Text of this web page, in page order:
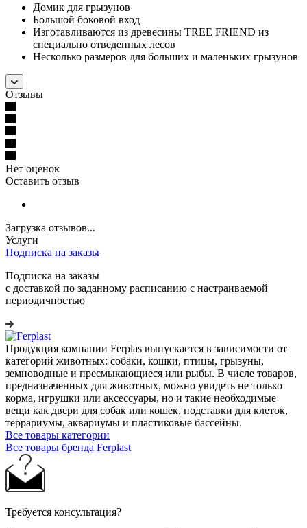
Домик для грызунов
Большой боковой вход
Изготавливаются из древесины TREE FRIEND из
специально отведенных лесов
Несколько размеров для больших и маленьких грызунов
Отзывы
Нет оценок
Оставить отзыв
Загрузка отзывов...
Услуги
Подписка на заказы
Подписка на заказы
с доставкой по заданному расписанию с настраиваемой
периодичностью
Продукция компании Ferplas выпускается в зависимости от
категорий животных: собаки, кошки, птицы, грызуны,
земноводные и пресмыкающиеся или рыбы. В числе товаров,
предназначенных для животных, можно увидеть не только
корма, игрушки или аксессуары, но и такие необходимые
вещи как двери для собак или кошек, подставки для клеток,
террариумы, аквариумы и пластиковые бассейны.
Все товары категории
Все товары бренда Ferplast
Требуется консультация?